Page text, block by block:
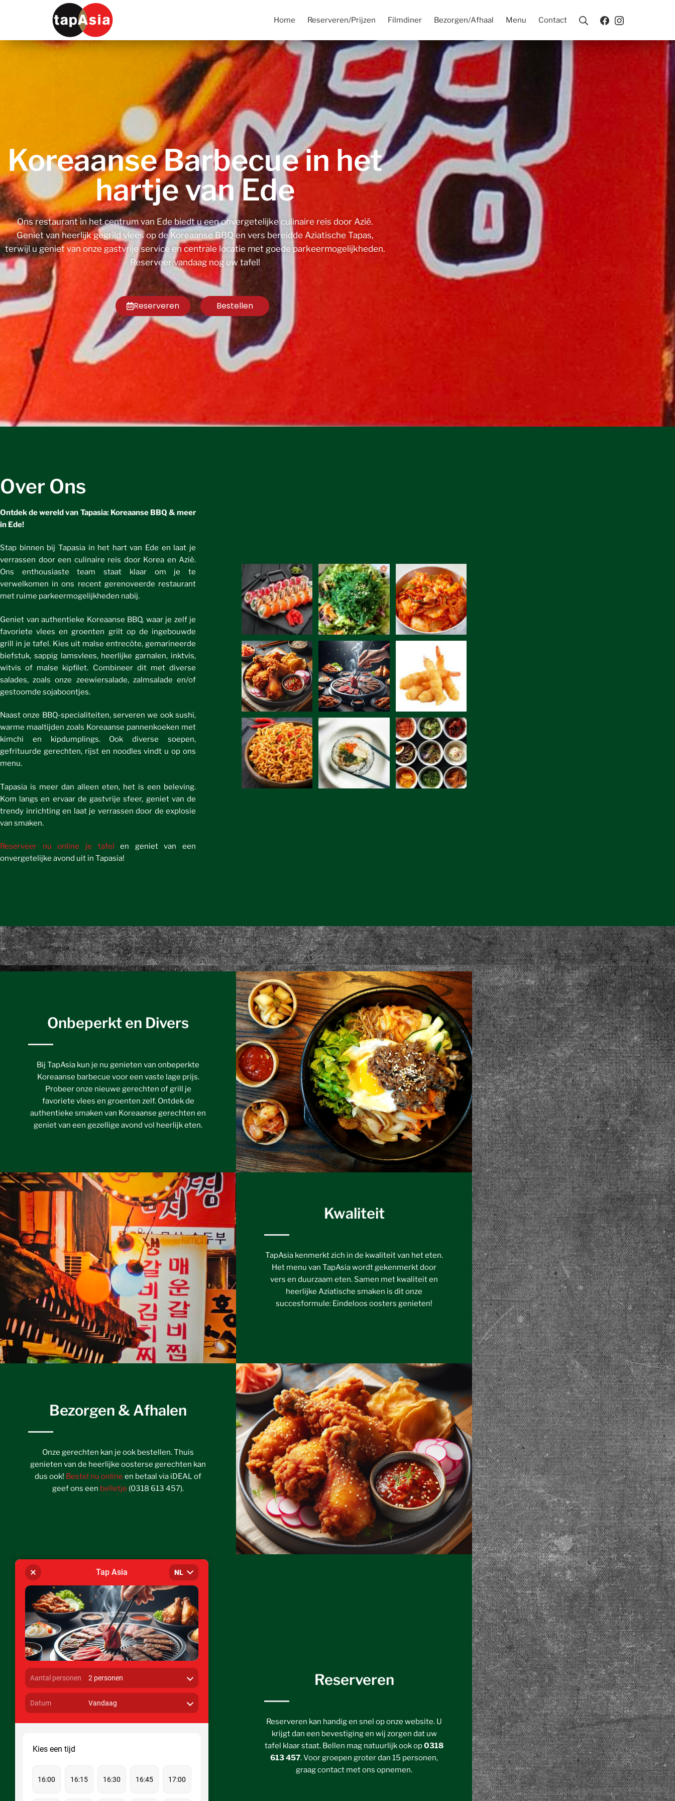
Home Reserveren/Prijzen Filmdiner Bezorgen/Afhaal Menu Contact
Koreaanse Barbecue in het
hartje van Ede
Ons restaurant in het centrum van Ede biedt u een onvergetelijke culinaire reis door Azië.
Geniet van heerlijk gegrild vlees op de Koreaanse BBQ en vers bereidde Aziatische Tapas,
terwijl u geniet van onze gastvrije service en centrale locatie met goede parkeermogelijkheden.
Reserveer vandaag nog uw tafel!
Reserveren Bestellen
Over Ons
Ontdek de wereld van Tapasia: Koreaanse BBQ & meer
in Ede!
Stap binnen bij Tapasia in het hart van Ede en laat je
verrassen door een culinaire reis door Korea en Azië.
Ons enthousiaste team staat klaar om je te
verwelkomen in ons recent gerenoveerde restaurant
met ruime parkeermogelijkheden nabij.
Geniet van authentieke Koreaanse BBQ, waar je zelf je
favoriete vlees en groenten grilt op de ingebouwde
grill in je tafel. Kies uit malse entrecôte, gemarineerde
biefstuk, sappig lamsvlees, heerlijke garnalen, inktvis,
witvis of malse kipfilet. Combineer dit met diverse
salades, zoals onze zeewiersalade, zalmsalade en/of
gestoomde sojaboontjes.
Naast onze BBQ-specialiteiten, serveren we ook sushi,
warme maaltijden zoals Koreaanse pannenkoeken met
kimchi en kipdumplings. Ook diverse soepen,
gefrituurde gerechten, rijst en noodles vindt u op ons
menu.
Tapasia is meer dan alleen eten, het is een beleving.
Kom langs en ervaar de gastvrije sfeer, geniet van de
trendy inrichting en laat je verrassen door de explosie
van smaken.
Reserveer nu online je tafel en geniet van een
onvergetelijke avond uit in Tapasia!
Onbeperkt en Divers
Bij TapAsia kun je nu genieten van onbeperkte
Koreaanse barbecue voor een vaste lage prijs.
Probeer onze nieuwe gerechten of grill je
favoriete vlees en groenten zelf. Ontdek de
authentieke smaken van Koreaanse gerechten en
geniet van een gezellige avond vol heerlijk eten.
Kwaliteit
TapAsia kenmerkt zich in de kwaliteit van het eten.
Het menu van TapAsia wordt gekenmerkt door
vers en duurzaam eten. Samen met kwaliteit en
heerlijke Aziatische smaken is dit onze
succesformule: Eindeloos oosters genieten!
Bezorgen & Afhalen
Onze gerechten kan je ook bestellen. Thuis
genieten van de heerlijke oosterse gerechten kan
dus ook! Bestel nu online en betaal via iDEAL of
geef ons een belletje (0318 613 457).
Reserveren
Reserveren kan handig en snel op onze website. U
krijgt dan een bevestiging en wij zorgen dat uw
tafel klaar staat. Bellen mag natuurlijk ook op0318
613 457. Voor groepen groter dan 15 personen,
graag contact met ons opnemen.